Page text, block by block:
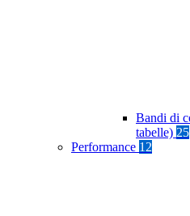
Bandi di
tabelle) 25
Performance 12